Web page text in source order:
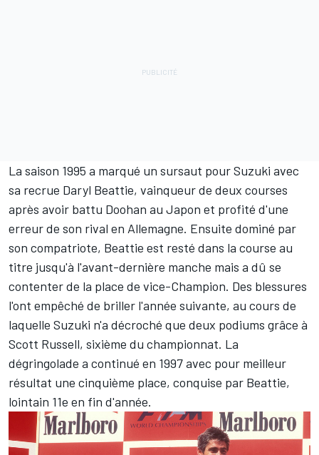
La saison 1995 a marqué un sursaut pour Suzuki avec
sa recrue Daryl Beattie, vainqueur de deux courses
après avoir battu Doohan au Japon et profité d'une
erreur de son rival en Allemagne. Ensuite dominé par
son compatriote, Beattie est resté dans la course au
titre jusqu'à l'avant-dernière manche mais a dû se
contenter de la place de vice-Champion. Des blessures
l'ont empêché de briller l'année suivante, au cours de
laquelle Suzuki n'a décroché que deux podiums grâce à
Scott Russell, sixième du championnat. La
dégringolade a continué en 1997 avec pour meilleur
résultat une cinquième place, conquise par Beattie,
lointain 11e en fin d'année.